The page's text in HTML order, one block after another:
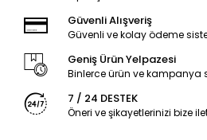
Güvenli Alışveriş
Güvenli ve kolay ödeme
Geniş Ürün Yelpazesi
Binlerce ürün ve kampanya
7 / 24 DESTEK
Öneri ve şikayetlerinizi bize